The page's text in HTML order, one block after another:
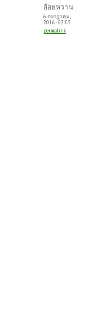
อ้อยหวาน
6 กรกฎาคม,
2016 - 03:03
permalink